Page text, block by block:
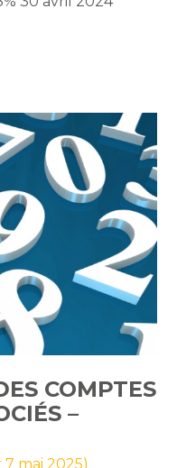
COMPTES
–
7 mai 2025)